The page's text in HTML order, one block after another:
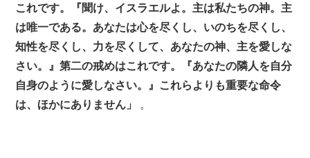
これです。『聞け、イスラエルよ。主は私たちの神。主
は唯一である。あなたは心を尽くし、いのちを尽くし、
知性を尽くし、力を尽くして、あなたの神、主を愛しな
さい。』第二の戒めはこれです。『あなたの隣人を自分
自身のように愛しなさい。』これらよりも重要な命令
は、ほかにありません」 。